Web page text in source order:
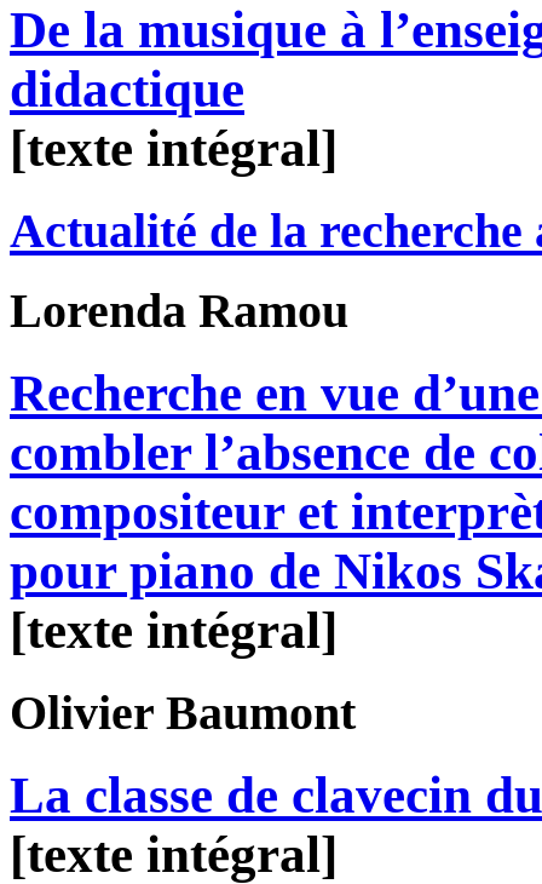
De la musique à
didactique
[texte intégral]
Actualité de la recherche
Lorenda Ramou
Recherche en vue
combler l’absence de
compositeur et
pour piano de Nikos
[texte intégral]
Olivier Baumont
La classe de clavecin
[texte intégral]